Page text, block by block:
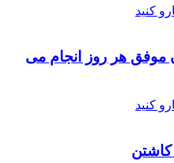
موفق هر روز انجام می
کاشتن